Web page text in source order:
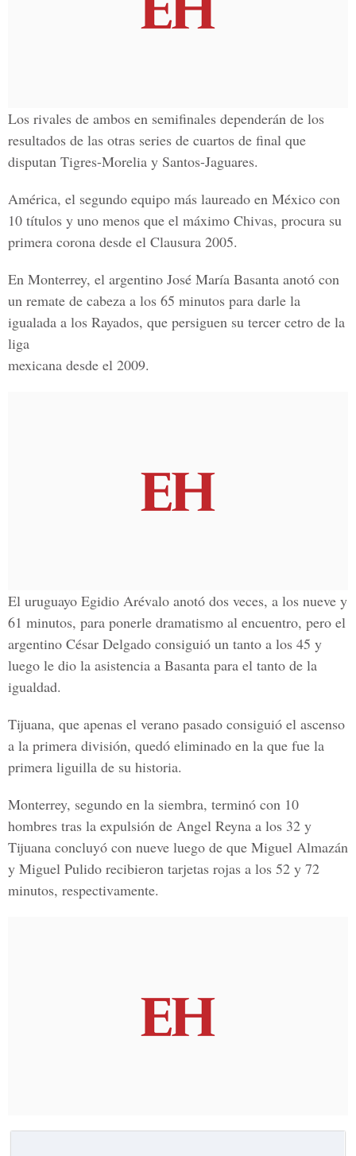
Los rivales de ambos en semifinales dependerán de los
resultados de las otras series de cuartos de final que
disputan Tigres-Morelia y Santos-Jaguares.
América, el segundo equipo más laureado en México con
10 títulos y uno menos que el máximo Chivas, procura su
primera corona desde el Clausura 2005.
En Monterrey, el argentino José María Basanta anotó con
un remate de cabeza a los 65 minutos para darle la
igualada a los Rayados, que persiguen su tercer cetro de la
liga
mexicana desde el 2009.
El uruguayo Egidio Arévalo anotó dos veces, a los nueve y
61 minutos, para ponerle dramatismo al encuentro, pero el
argentino César Delgado consiguió un tanto a los 45 y
luego le dio la asistencia a Basanta para el tanto de la
igualdad.
Tijuana, que apenas el verano pasado consiguió el ascenso
a la primera división, quedó eliminado en la que fue la
primera liguilla de su historia.
Monterrey, segundo en la siembra, terminó con 10
hombres tras la expulsión de Angel Reyna a los 32 y
Tijuana concluyó con nueve luego de que Miguel Almazán
y Miguel Pulido recibieron tarjetas rojas a los 52 y 72
minutos, respectivamente.